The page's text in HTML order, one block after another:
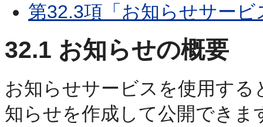
第32.3項「お知らせサービ
32.1 お知らせの概要
お知らせサービス を使用する
知らせを作成して公開でき